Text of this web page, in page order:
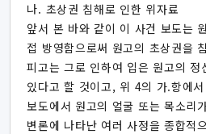
나. 초상권 침해로 인한 위자료
앞서 본 바와 같이 이 사건 보도는
접 방영함으로써 원고의 초상권을
피고는 그로 인하여 입은 원고의
있다고 할 것이고, 위 4의 가.항에
보도에서 원고의 얼굴 또는 목소리
변론에 나타난 여러 사정을 종합적